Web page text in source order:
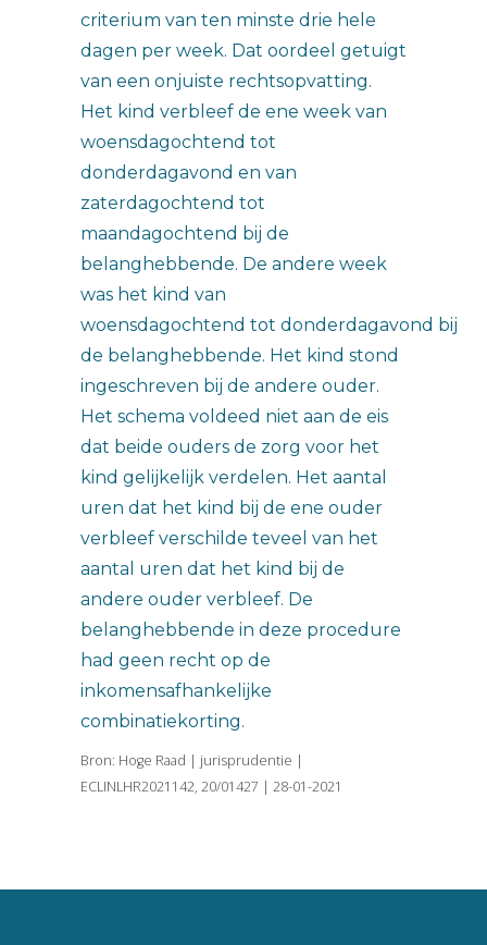
criterium van ten minste drie hele
dagen per week. Dat oordeel getuigt
van een onjuiste rechtsopvatting.
Het kind verbleef de ene week van
woensdagochtend tot
donderdagavond en van
zaterdagochtend tot
maandagochtend bij de
belanghebbende. De andere week
was het kind van
woensdagochtend tot donderdagavond bij
de belanghebbende. Het kind stond
ingeschreven bij de andere ouder.
Het schema voldeed niet aan de eis
dat beide ouders de zorg voor het
kind gelijkelijk verdelen. Het aantal
uren dat het kind bij de ene ouder
verbleef verschilde teveel van het
aantal uren dat het kind bij de
andere ouder verbleef. De
belanghebbende in deze procedure
had geen recht op de
inkomensafhankelijke
combinatiekorting.
Bron: Hoge Raad | jurisprudentie |
ECLINLHR2021142, 20/01427 | 28-01-2021